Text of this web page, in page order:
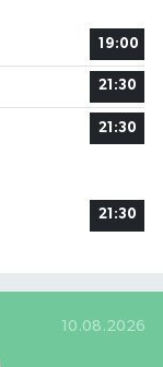
19:00
21:30
21:30
21:30
10.08.2026